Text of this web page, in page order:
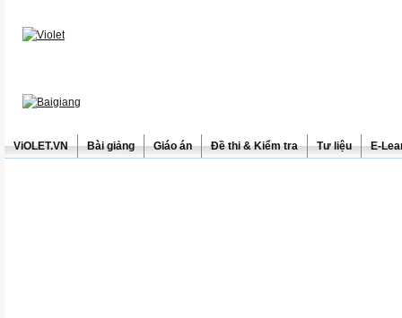
ViOLET.VN Bài giảng Giáo án Đề thi & Kiểm tra Tư liệu E-